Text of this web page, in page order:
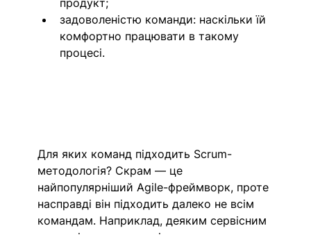
задоволеністю команди: наскільки їй
комфортно працювати в такому
процесі.
Для яких команд підходить Scrum-
методологія? Скрам — це
найпопулярніший Agile-фреймворк, проте
насправді він підходить далеко не всім
командам. Наприклад, деяким сервісним